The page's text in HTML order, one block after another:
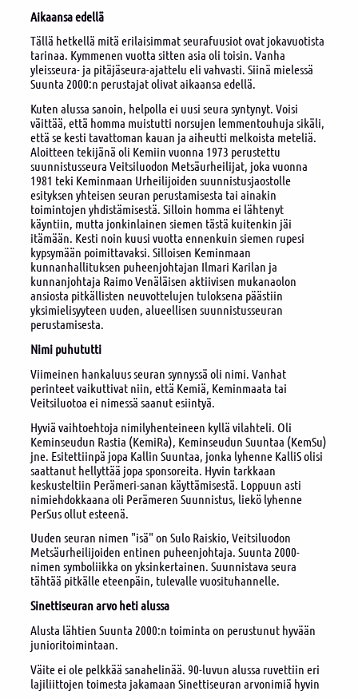
Aikaansa edellä
Tällä hetkellä mitä erilaisimmat seurafuusiot ovat jokavuotista
tarinaa. Kymmenen vuotta sitten asia oli toisin. Vanha
yleisseura- ja pitäjäseura-ajattelu eli vahvasti. Siinä mielessä
Suunta 2000:n perustajat olivat aikaansa edellä.
Kuten alussa sanoin, helpolla ei uusi seura syntynyt. Voisi
väittää, että homma muistutti norsujen lemmentouhuja sikäli,
että se kesti tavattoman kauan ja aiheutti melkoista meteliä.
Aloitteen tekijänä oli Kemiin vuonna 1973 perustettu
suunnistusseura Veitsiluodon Metsäurheilijat, joka vuonna
1981 teki Keminmaan Urheilijoiden suunnistusjaostolle
esityksen yhteisen seuran perustamisesta tai ainakin
toimintojen yhdistämisestä. Silloin homma ei lähtenyt
käyntiin, mutta jonkinlainen siemen tästä kuitenkin jäi
itämään. Kesti noin kuusi vuotta ennenkuin siemen rupesi
kypsymään poimittavaksi. Silloisen Keminmaan
kunnanhallituksen puheenjohtajan Ilmari Karilan ja
kunnanjohtaja Raimo Venäläisen aktiivisen mukanaolon
ansiosta pitkällisten neuvottelujen tuloksena päästiin
yksimielisyyteen uuden, alueellisen suunnistusseuran
perustamisesta.
Nimi puhututti
Viimeinen hankaluus seuran synnyssä oli nimi. Vanhat
perinteet vaikuttivat niin, että Kemiä, Keminmaata tai
Veitsiluotoa ei nimessä saanut esiintyä.
Hyviä vaihtoehtoja nimilyhenteineen kyllä vilahteli. Oli
Keminseudun Rastia (KemiRa), Keminseudun Suuntaa (KemSu)
jne. Esitettiinpä jopa Kallin Suuntaa, jonka lyhenne KalliS olisi
saattanut hellyttää jopa sponsoreita. Hyvin tarkkaan
keskusteltiin Perämeri-sanan käyttämisestä. Loppuun asti
nimiehdokkaana oli Perämeren Suunnistus, liekö lyhenne
PerSus ollut esteenä.
Uuden seuran nimen "isä" on Sulo Raiskio, Veitsiluodon
Metsäurheilijoiden entinen puheenjohtaja. Suunta 2000-
nimen symboliikka on yksinkertainen. Suunnistava seura
tähtää pitkälle eteenpäin, tulevalle vuosituhannelle.
Sinettiseuran arvo heti alussa
Alusta lähtien Suunta 2000:n toiminta on perustunut hyvään
junioritoimintaan.
Väite ei ole pelkkää sanahelinää. 90-luvun alussa ruvettiin eri
lajiliittojen toimesta jakamaan Sinettiseuran arvonimiä hyvin